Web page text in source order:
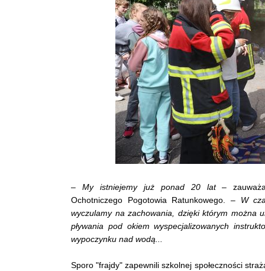
– My istniejemy już ponad 20 lat–
Ochotniczego Pogotowia Ratunkowego. – W
wyczulamy na zachowania, dzięki którym można
pływania pod okiem wyspecjalizowanych
wypoczynku nad wodą...
Sporo "frajdy" zapewnili szkolnej społeczności